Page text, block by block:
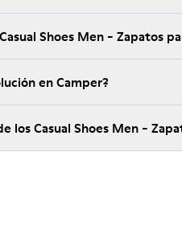
Shoes Men - Zapatos
en Camper?
los Casual Shoes Men -